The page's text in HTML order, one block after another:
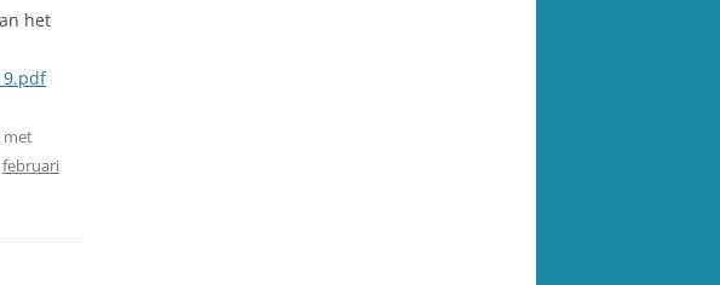
het
met
februari